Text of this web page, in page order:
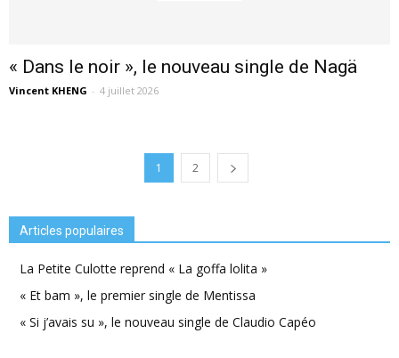
« Dans le noir », le nouveau single de Nagä
Vincent KHENG - 4 juillet 2026
1 2
Articles populaires
La Petite Culotte reprend « La goffa lolita »
« Et bam », le premier single de Mentissa
« Si j’avais su », le nouveau single de Claudio Capéo